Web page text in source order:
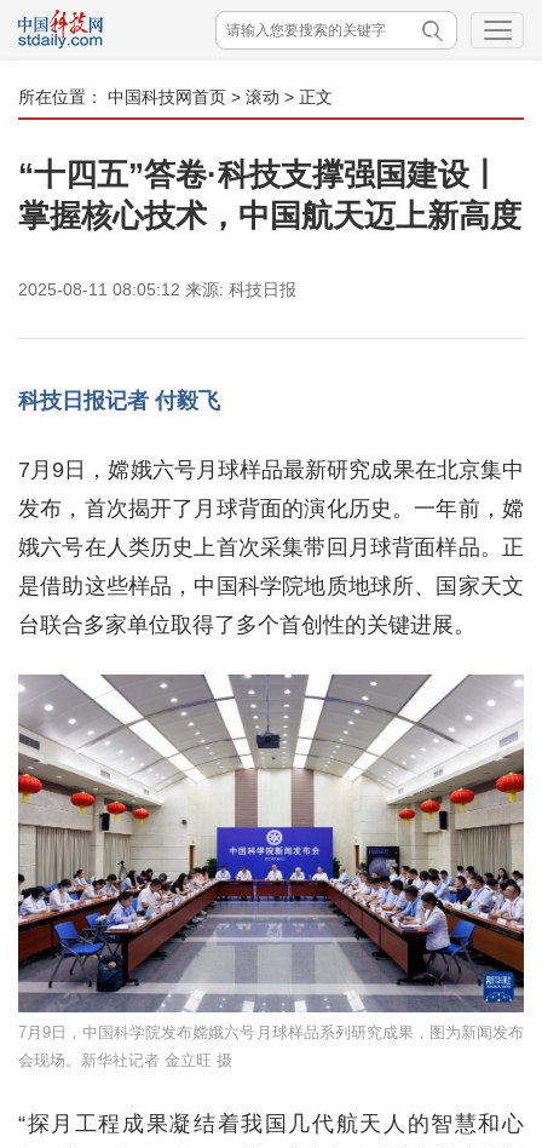
所在位置： 中国科技网首页 > 滚动 > 正文
“十四五”答卷·科技支撑强国建设丨
掌握核心技术，中国航天迈上新高度
2025-08-11 08:05:12 来源: 科技日报
科技日报记者 付毅飞
7月9日，嫦娥六号月球样品最新研究成果在北京集中
发布，首次揭开了月球背面的演化历史。一年前，嫦
娥六号在人类历史上首次采集带回月球背面样品。正
是借助这些样品，中国科学院地质地球所、国家天文
台联合多家单位取得了多个首创性的关键进展。
7月9日，中国科学院发布嫦娥六号月球样品系列研究成果，图为新闻发布
会现场。新华社记者 金立旺 摄
“探月工程成果凝结着我国几代航天人的智慧和心